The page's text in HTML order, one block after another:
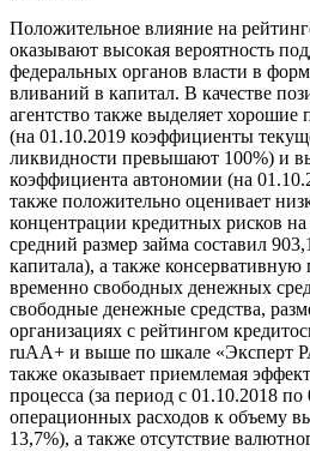
Положительное влияние на
оказывают высокая вероятность
федеральных органов власти в
вливаний в капитал. В качестве
агентство также выделяет хорошие
(на 01.10.2019 коэффициенты
ликвидности превышают 100%) и
коэффициента автономии (на
также положительно оценивает
концентрации кредитных рисков
средний размер займа составил
капитала), а также
временно свободных денежных
свободные денежные средства,
организациях с рейтингом
ruAA+ и выше по шкале «Эксперт
также оказывает приемлемая
процесса (за период с 01.10.2018
операционных расходов к объему
13,7%), а также отсутствие